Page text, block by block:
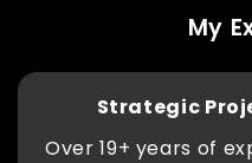
My
Strategic
Over 19+ years of